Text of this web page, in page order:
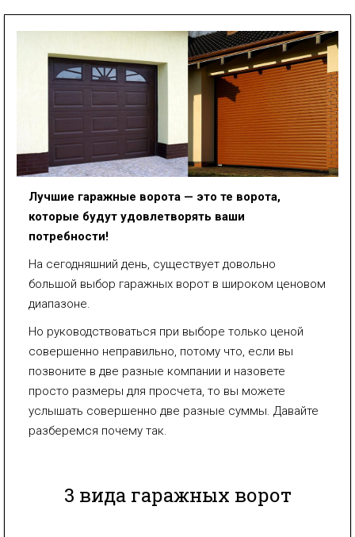
Лучшие гаражные ворота — это те ворота,
которые будут удовлетворять ваши
потребности!
На сегодняшний день, существует довольно
большой выбор гаражных ворот в широком ценовом
диапазоне.
Но руководствоваться при выборе только ценой
совершенно неправильно, потому что, если вы
позвоните в две разные компании и назовете
просто размеры для просчета, то вы можете
услышать совершенно две разные суммы. Давайте
разберемся почему так.
3 вида гаражных ворот